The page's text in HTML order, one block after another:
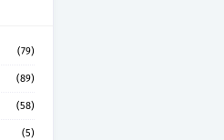
(79)
(89)
(58)
(5)